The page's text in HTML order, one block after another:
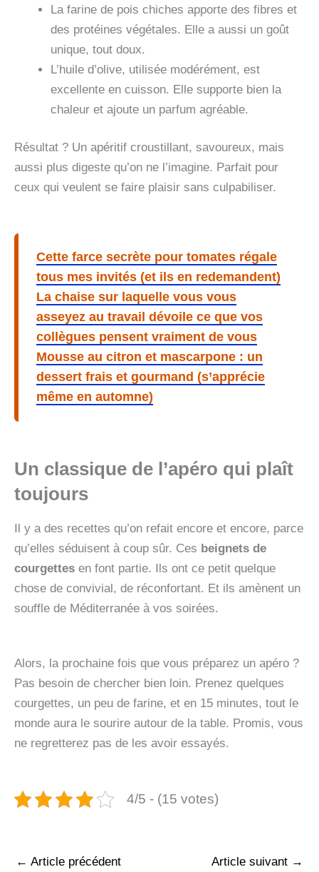
La farine de pois chiches apporte des fibres et
des protéines végétales. Elle a aussi un goût
unique, tout doux.
L’huile d’olive, utilisée modérément, est
excellente en cuisson. Elle supporte bien la
chaleur et ajoute un parfum agréable.
Résultat ? Un apéritif croustillant, savoureux, mais
aussi plus digeste qu’on ne l’imagine. Parfait pour
ceux qui veulent se faire plaisir sans culpabiliser.
Cette farce secrète pour tomates régale
tous mes invités (et ils en redemandent)
La chaise sur laquelle vous vous
asseyez au travail dévoile ce que vos
collègues pensent vraiment de vous
Mousse au citron et mascarpone : un
dessert frais et gourmand (s’apprécie
même en automne)
Un classique de l’apéro qui plaît
toujours
Il y a des recettes qu’on refait encore et encore, parce
qu’elles séduisent à coup sûr. Ces beignets de
courgettes en font partie. Ils ont ce petit quelque
chose de convivial, de réconfortant. Et ils amènent un
souffle de Méditerranée à vos soirées.
Alors, la prochaine fois que vous préparez un apéro ?
Pas besoin de chercher bien loin. Prenez quelques
courgettes, un peu de farine, et en 15 minutes, tout le
monde aura le sourire autour de la table. Promis, vous
ne regretterez pas de les avoir essayés.
4/5 - (15 votes)
← Article précédent Article suivant →